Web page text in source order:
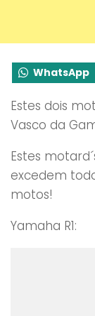
WhatsApp
Estes dois
Vasco da
Estes
excedem
motos!
Yamaha R1: